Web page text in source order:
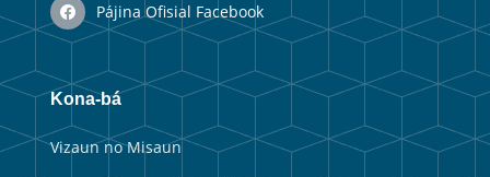
Pájina Ofisial Facebook
Kona-bá
Vizaun no Misaun